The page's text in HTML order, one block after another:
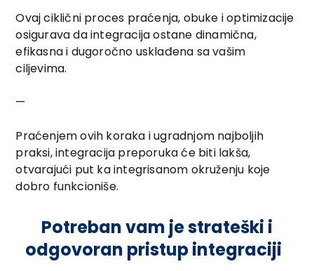
Ovaj ciklični proces praćenja, obuke i optimizacije
osigurava da integracija ostane dinamična,
efikasna i dugoročno usklađena sa vašim
ciljevima.
—
Praćenjem ovih koraka i ugradnjom najboljih
praksi, integracija preporuka će biti lakša,
otvarajući put ka integrisanom okruženju koje
dobro funkcioniše.
Potreban vam je strateški i
odgovoran pristup integraciji